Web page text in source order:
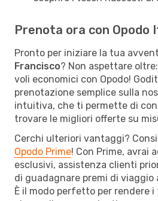
Prenota ora con Opodo
Pronto per iniziare la tua
Francisco? Non aspettare
voli economici con Opodo!
prenotazione semplice sulla
intuitiva, che ti permette di
trovare le migliori offerte su
Cerchi ulteriori vantaggi?
Opodo Prime! Con Prime, avrai
esclusivi, assistenza clienti
di guadagnare premi di viaggio
È il modo perfetto per rendere